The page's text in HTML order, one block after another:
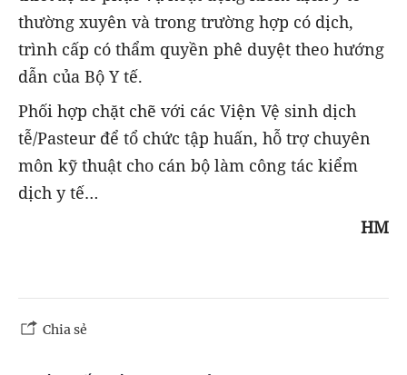
thường xuyên và trong trường hợp có dịch,
trình cấp có thẩm quyền phê duyệt theo hướng
dẫn của Bộ Y tế.
Phối hợp chặt chẽ với các Viện Vệ sinh dịch
tễ/Pasteur để tổ chức tập huấn, hỗ trợ chuyên
môn kỹ thuật cho cán bộ làm công tác kiểm
dịch y tế…
HM
Chia sẻ